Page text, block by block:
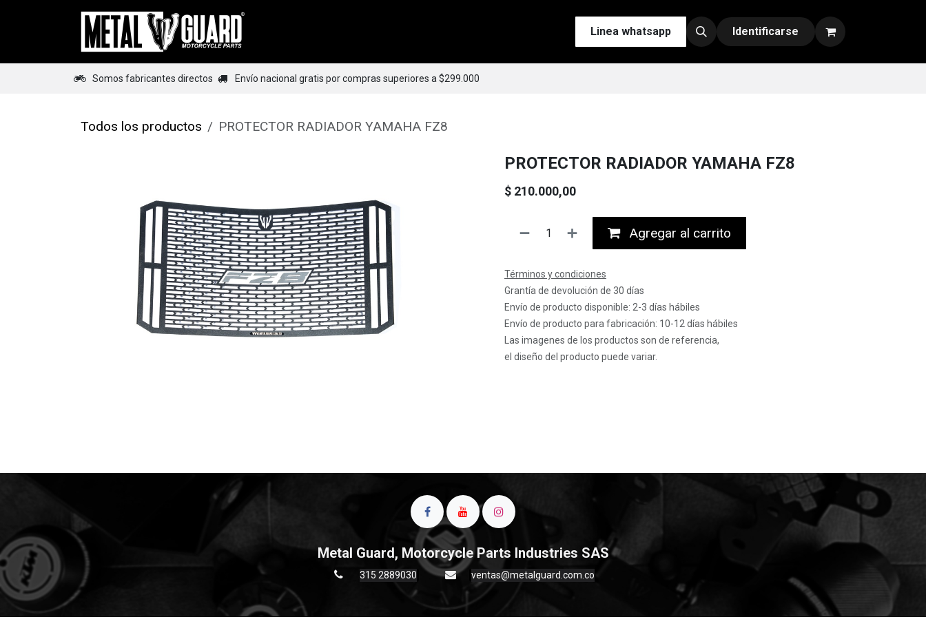
Ir al contenido
Esenciales Contáctenos Nuestras Redes y Canales de Venta
Linea whatsapp Identificarse
Somos fabricantes directos Envío nacional gratis por compras superiores a $299.000
Todos los productos PROTECTOR RADIADOR YAMAHA FZ8
PROTECTOR RADIADOR YAMAHA FZ8
$ 210.000,00
Agregar al carrito
Términos y condiciones
Grantía de devolución de 30 días
Envío de producto disponible: 2-3 días hábiles
Envío de producto para fabricación: 10-12 días hábiles
Las imagenes de los productos son de referencia,
el diseño del producto puede variar.
Metal Guard, Motorcycle Parts Industries SAS
315 2889030 ventas@metalguard.com.co